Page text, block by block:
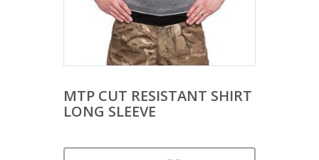
MTP CUT RESISTANT SHIRT
LONG SLEEVE